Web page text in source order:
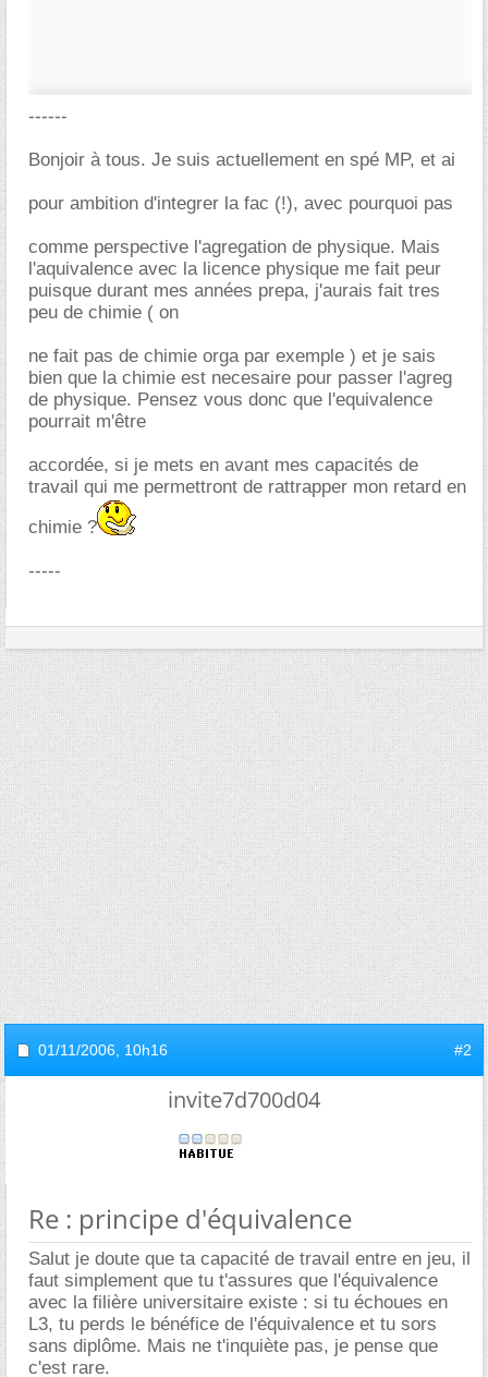
------
Bonjoir à tous. Je suis actuellement en spé MP, et ai
pour ambition d'integrer la fac (!), avec pourquoi pas
comme perspective l'agregation de physique. Mais
l'aquivalence avec la licence physique me fait peur
puisque durant mes années prepa, j'aurais fait tres
peu de chimie ( on
ne fait pas de chimie orga par exemple ) et je sais
bien que la chimie est necesaire pour passer l'agreg
de physique. Pensez vous donc que l'equivalence
pourrait m'être
accordée, si je mets en avant mes capacités de
travail qui me permettront de rattrapper mon retard en
chimie ?
-----
01/11/2006, 10h16 #2
invite7d700d04
Re : principe d'équivalence
Salut je doute que ta capacité de travail entre en jeu, il
faut simplement que tu t'assures que l'équivalence
avec la filière universitaire existe : si tu échoues en
L3, tu perds le bénéfice de l'équivalence et tu sors
sans diplôme. Mais ne t'inquiète pas, je pense que
c'est rare.